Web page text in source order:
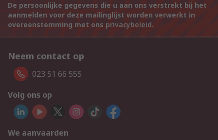
De persoonlijke gegevens die u aan ons verstrekt bij het
aanmelden voor deze mailinglijst worden verwerkt in
overeenstemming met ons privacybeleid.
Neem contact op
023 51 66 555
Volg ons op
We aanvaarden